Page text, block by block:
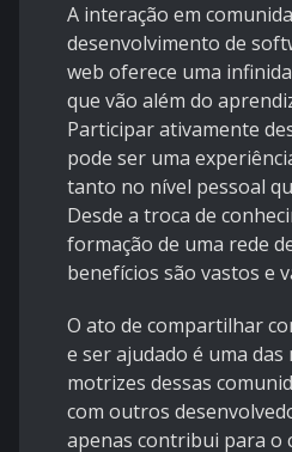
A interação em
desenvolvimento de
web oferece uma
que vão além do
Participar ativamente
pode ser uma
tanto no nível pessoal
Desde a troca de
formação de uma rede
benefícios são vastos e
O ato de compartilhar
e ser ajudado é uma
motrizes dessas
com outros
apenas contribui para o